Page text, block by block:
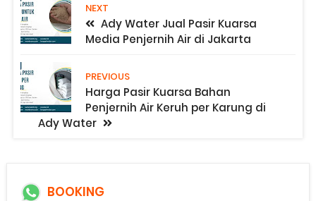
NEXT
Ady Water Jual Pasir Kuarsa
Media Penjernih Air di Jakarta
PREVIOUS
Harga Pasir Kuarsa Bahan
Penjernih Air Keruh per Karung di
Ady Water
BOOKING